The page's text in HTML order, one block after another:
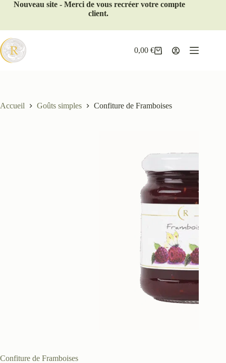
Nouveau site - Merci de vous recréer votre compte
client.
0,00€
Accueil Goûts simples Confiture de Framboises
Confiture de Framboises